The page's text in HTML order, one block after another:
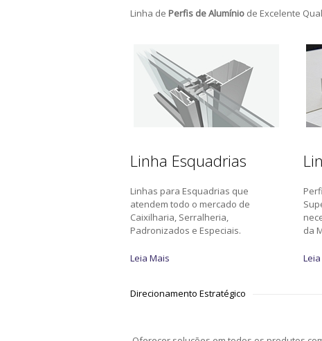
Linha de Perfis de Alumínio de Excelente
Linha Esquadrias
Linhas para Esquadrias que
atendem todo o mercado de
Caixilharia, Serralheria,
Padronizados e Especiais.
Leia Mais
da
Direcionamento Estratégico